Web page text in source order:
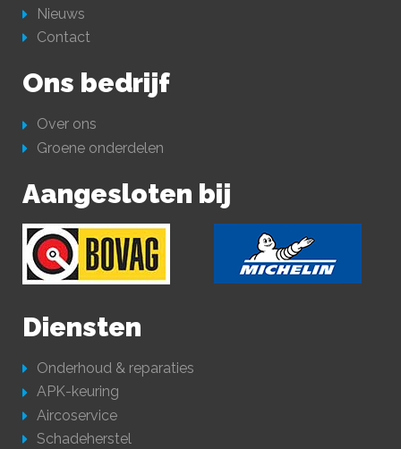
Nieuws
Contact
Ons bedrijf
Over ons
Groene onderdelen
Aangesloten bij
Diensten
Onderhoud & reparaties
APK-keuring
Aircoservice
Schadeherstel